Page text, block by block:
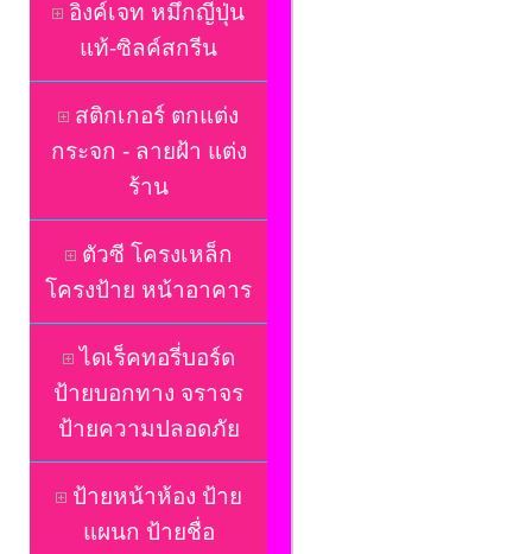
อิงค์เจท หมึกญี่ปุ่น
แท้-ซิลค์สกรีน
สติกเกอร์ ตกแต่ง
กระจก - ลายฝ้า แต่ง
ร้าน
ตัวซี โครงเหล็ก
โครงป้าย หน้าอาคาร
ไดเร็คทอรี่บอร์ด
ป้ายบอกทาง จราจร
ป้ายความปลอดภัย
ป้ายหน้าห้อง ป้าย
แผนก ป้ายชื่อ